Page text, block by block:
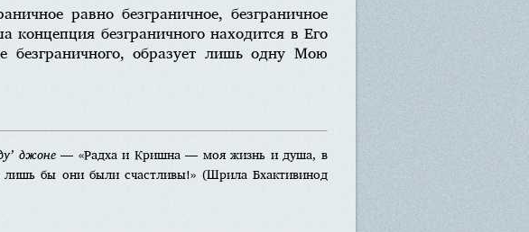
равно безграничное, безграничное
концепция безграничного находится в Его
безграничного, образует лишь одну Мою
джоне— «Радха и Кришна — моя жизнь и душа, в
бы они были счастливы!» (Шрила Бхактивинод